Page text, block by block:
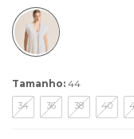
Tamanho: 44
34 36 38 40